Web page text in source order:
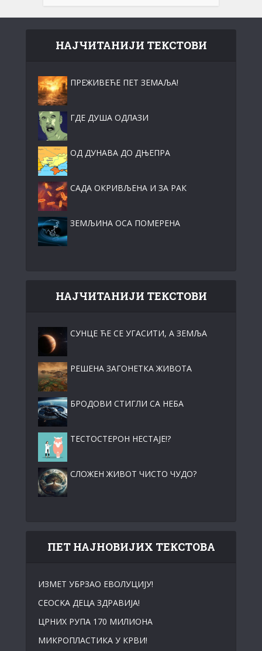
НАЈЧИТАНИЈИ ТЕКСТОВИ
ПРЕЖИВЕЋЕ ПЕТ ЗЕМАЉА!
ГДЕ ДУША ОДЛАЗИ
ОД ДУНАВА ДО ДЊЕПРА
САДА ОКРИВЉЕНА И ЗА РАК
ЗЕМЉИНА ОСА ПОМЕРЕНА
НАЈЧИТАНИЈИ ТЕКСТОВИ
СУНЦЕ ЋЕ СЕ УГАСИТИ, А ЗЕМЉА
РЕШЕНА ЗАГОНЕТКА ЖИВОТА
БРОДОВИ СТИГЛИ СА НЕБА
ТЕСТОСТЕРОН НЕСТАЈЕ!?
СЛОЖЕН ЖИВОТ ЧИСТО ЧУДО?
ПЕТ НАЈНОВИЈИХ ТЕКСТОВА
ИЗМЕТ УБРЗАО ЕВОЛУЦИЈУ!
СЕОСKА ДЕЦА ЗДРАВИЈА!
ЦРНИХ РУПА 170 МИЛИОНА
МИКРОПЛАСТИКА У КРВИ!